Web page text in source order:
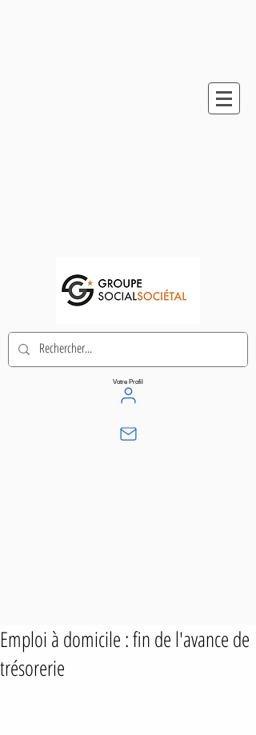
Votre Profil
Emploi à domicile : fin de l'avance de
trésorerie